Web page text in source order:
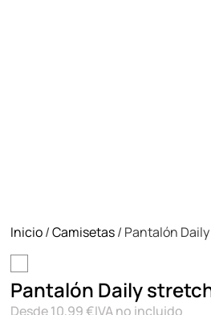
Inicio/Camisetas/ Pantalón
Pantalón Daily
Desde10,99€IVA no incluido